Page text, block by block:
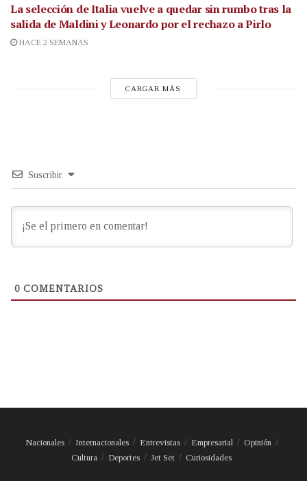
La selección de Italia vuelve a quedar sin rumbo tras la
salida de Maldini y Leonardo por el rechazo a Pirlo
HACE 2 SEMANAS
CARGAR MÁS
Suscribir
0 COMENTARIOS
Nacionales Internacionales Entrevistas Empresarial
Opinión
Cultura
Deportes Jet Set Curiosidades